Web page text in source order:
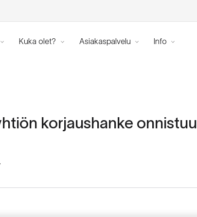
Kuka olet? Asiakaspalvelu Info
korjaushanke onnistuu